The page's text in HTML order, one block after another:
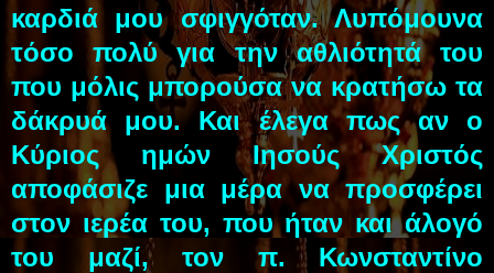
καρδιά μου σφιγγόταν. Λυπόμουνα
τόσο πολύ για την αθλιότητά του
που μόλις μπορούσα να κρατήσω τα
δάκρυά μου. Και έλεγα πως αν ο
Κύριος ημών Ιησούς Χριστός
αποφάσιζε μια μέρα να προσφέρει
στον ιερέα του, που ήταν και άλογό
του μαζί, τον π. Κωνσταντίνο